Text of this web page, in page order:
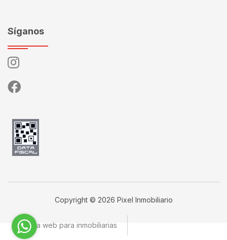
Síganos
Copyright © 2026 Pixel Inmobiliario
Página web para inmobiliarias